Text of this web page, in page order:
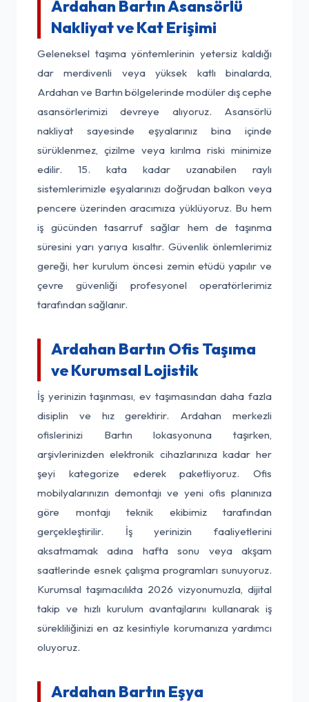
Ardahan Bartın Asansörlü
Nakliyat ve Kat Erişimi
Geleneksel taşıma yöntemlerinin yetersiz kaldığı
dar merdivenli veya yüksek katlı binalarda,
Ardahan ve Bartın bölgelerinde modüler dış cephe
asansörlerimizi devreye alıyoruz. Asansörlü
nakliyat sayesinde eşyalarınız bina içinde
sürüklenmez, çizilme veya kırılma riski minimize
edilir. 15. kata kadar uzanabilen raylı
sistemlerimizle eşyalarınızı doğrudan balkon veya
pencere üzerinden aracımıza yüklüyoruz. Bu hem
iş gücünden tasarruf sağlar hem de taşınma
süresini yarı yarıya kısaltır. Güvenlik önlemlerimiz
gereği, her kurulum öncesi zemin etüdü yapılır ve
çevre güvenliği profesyonel operatörlerimiz
tarafından sağlanır.
Ardahan Bartın Ofis Taşıma
ve Kurumsal Lojistik
İş yerinizin taşınması, ev taşımasından daha fazla
disiplin ve hız gerektirir. Ardahan merkezli
ofislerinizi Bartın lokasyonuna taşırken,
arşivlerinizden elektronik cihazlarınıza kadar her
şeyi kategorize ederek paketliyoruz. Ofis
mobilyalarınızın demontajı ve yeni ofis planınıza
göre montajı teknik ekibimiz tarafından
gerçekleştirilir. İş yerinizin faaliyetlerini
aksatmamak adına hafta sonu veya akşam
saatlerinde esnek çalışma programları sunuyoruz.
Kurumsal taşımacılıkta 2026 vizyonumuzla, dijital
takip ve hızlı kurulum avantajlarını kullanarak iş
sürekliliğinizi en az kesintiyle korumanıza yardımcı
oluyoruz.
Ardahan Bartın Eşya